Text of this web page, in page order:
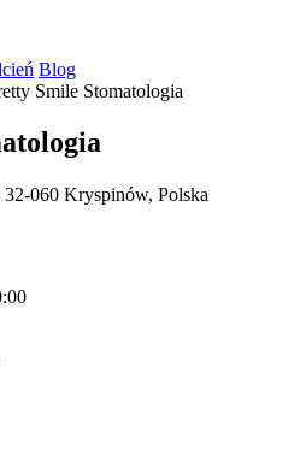
Blog
Smile Stomatologia
060 Kryspinów, Polska